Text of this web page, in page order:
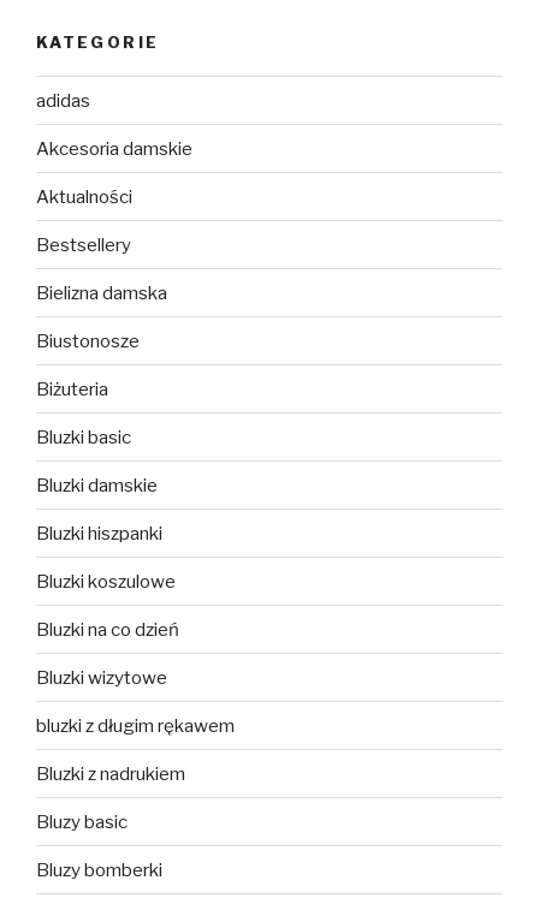
KATEGORIE
adidas
Akcesoria damskie
Aktualności
Bestsellery
Bielizna damska
Biustonosze
Biżuteria
Bluzki basic
Bluzki damskie
Bluzki hiszpanki
Bluzki koszulowe
Bluzki na co dzień
Bluzki wizytowe
bluzki z długim rękawem
Bluzki z nadrukiem
Bluzy basic
Bluzy bomberki